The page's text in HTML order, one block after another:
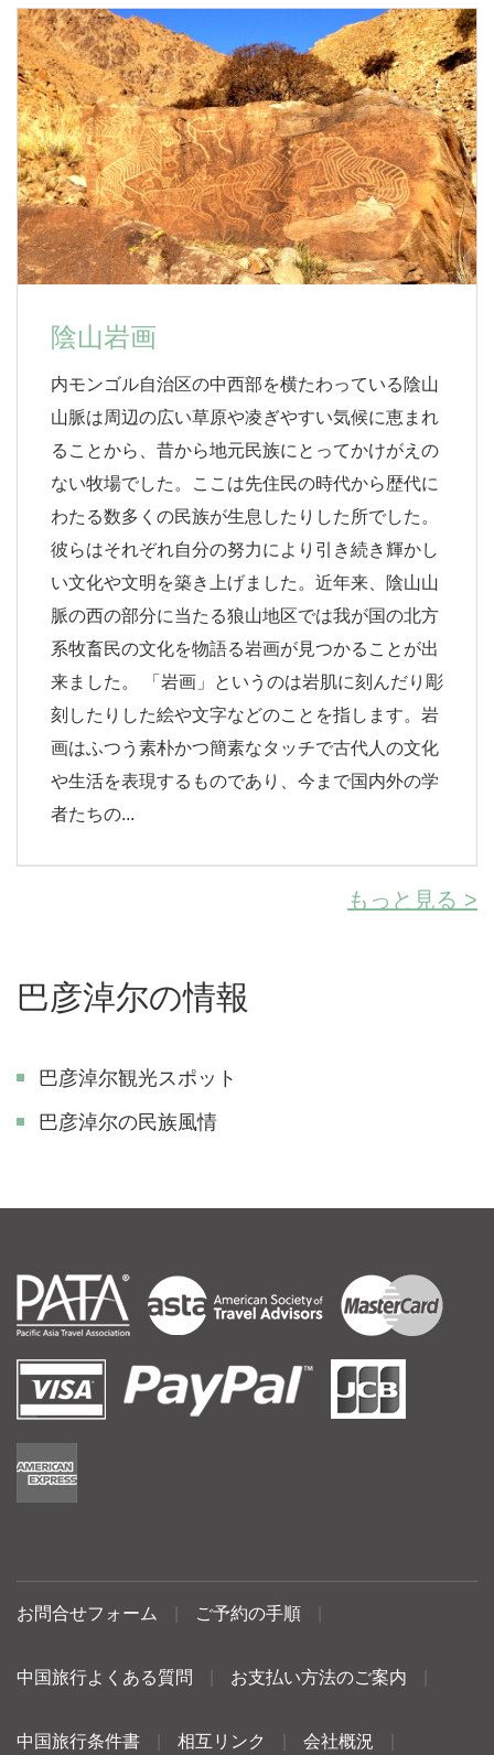
陰山岩画
内モンゴル自治区の中西部を横たわっている陰山
山脈は周辺の広い草原や凌ぎやすい気候に恵まれ
ることから、昔から地元民族にとってかけがえの
ない牧場でした。ここは先住民の時代から歴代に
わたる数多くの民族が生息したりした所でした。
彼らはそれぞれ自分の努力により引き続き輝かし
い文化や文明を築き上げました。近年来、陰山山
脈の西の部分に当たる狼山地区では我が国の北方
系牧畜民の文化を物語る岩画が見つかることが出
来ました。 「岩画」というのは岩肌に刻んだり彫
刻したりした絵や文字などのことを指します。岩
画はふつう素朴かつ簡素なタッチで古代人の文化
や生活を表現するものであり、今まで国内外の学
者たちの...
もっと見る >
巴彦淖尔の情報
巴彦淖尔観光スポット
巴彦淖尔の民族風情
お問合せフォーム ご予約の手順
中国旅行よくある質問 お支払い方法のご案内
中国旅行条件書 相互リンク 会社概況